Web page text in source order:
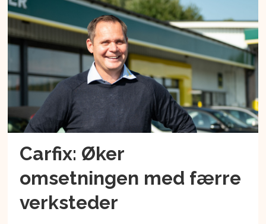
Carfix: Øker
omsetningen med færre
verksteder